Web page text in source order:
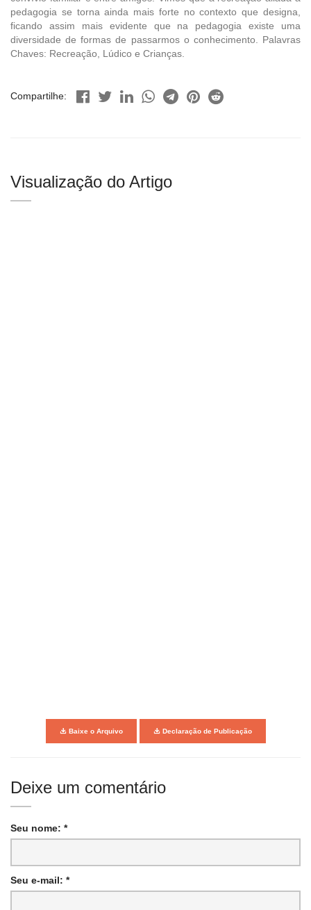
pedagogia se torna ainda mais forte no contexto que designa,
ficando assim mais evidente que na pedagogia existe uma
diversidade de formas de passarmos o conhecimento. Palavras
Chaves: Recreação, Lúdico e Crianças.
Compartilhe:
Visualização do Artigo
Baixe o Arquivo Declaração de Publicação
Deixe um comentário
Seu nome: *
Seu e-mail: *